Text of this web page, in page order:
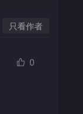
只看作者
0